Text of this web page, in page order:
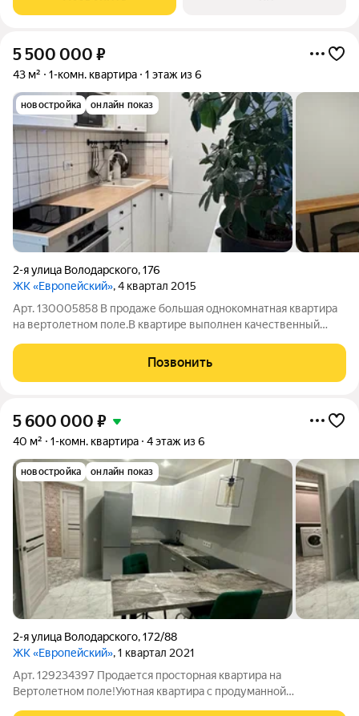
5 500 000 ₽
43 м² 1-комн. квартира 1 этаж из 6
новостройка онлайн показ
2-я улица Володарского,176
ЖК «Европейский», 4 квартал 2015
Арт. 130005858 В продаже большая однокомнатная квартира
на вертолетном поле.В квартире выполнен качественный
инфраструктура, до центра города 15 минут. Подходит любой
вид расчета. Почему вам стоит
Позвонить
5 600 000 ₽
40 м² 1-комн. квартира 4 этаж из 6
новостройка онлайн показ
2-я улица Володарского,172/88
ЖК «Европейский», 1 квартал 2021
Арт. 129234397 Продается просторная квартира на
Вертолетном поле!Уютная квартира с продуманной